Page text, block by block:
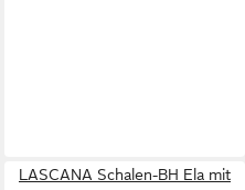
LASCANA Schalen-BH Ela mit